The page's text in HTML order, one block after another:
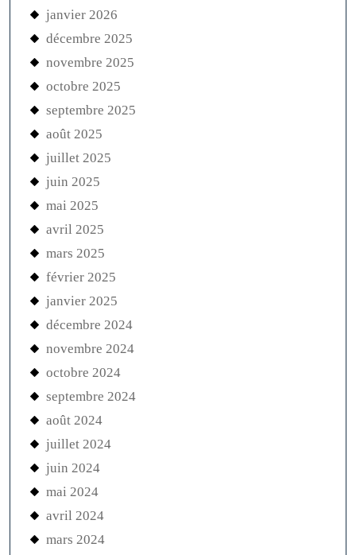
janvier 2026
décembre 2025
novembre 2025
octobre 2025
septembre 2025
août 2025
juillet 2025
juin 2025
mai 2025
avril 2025
mars 2025
février 2025
janvier 2025
décembre 2024
novembre 2024
octobre 2024
septembre 2024
août 2024
juillet 2024
juin 2024
mai 2024
avril 2024
mars 2024